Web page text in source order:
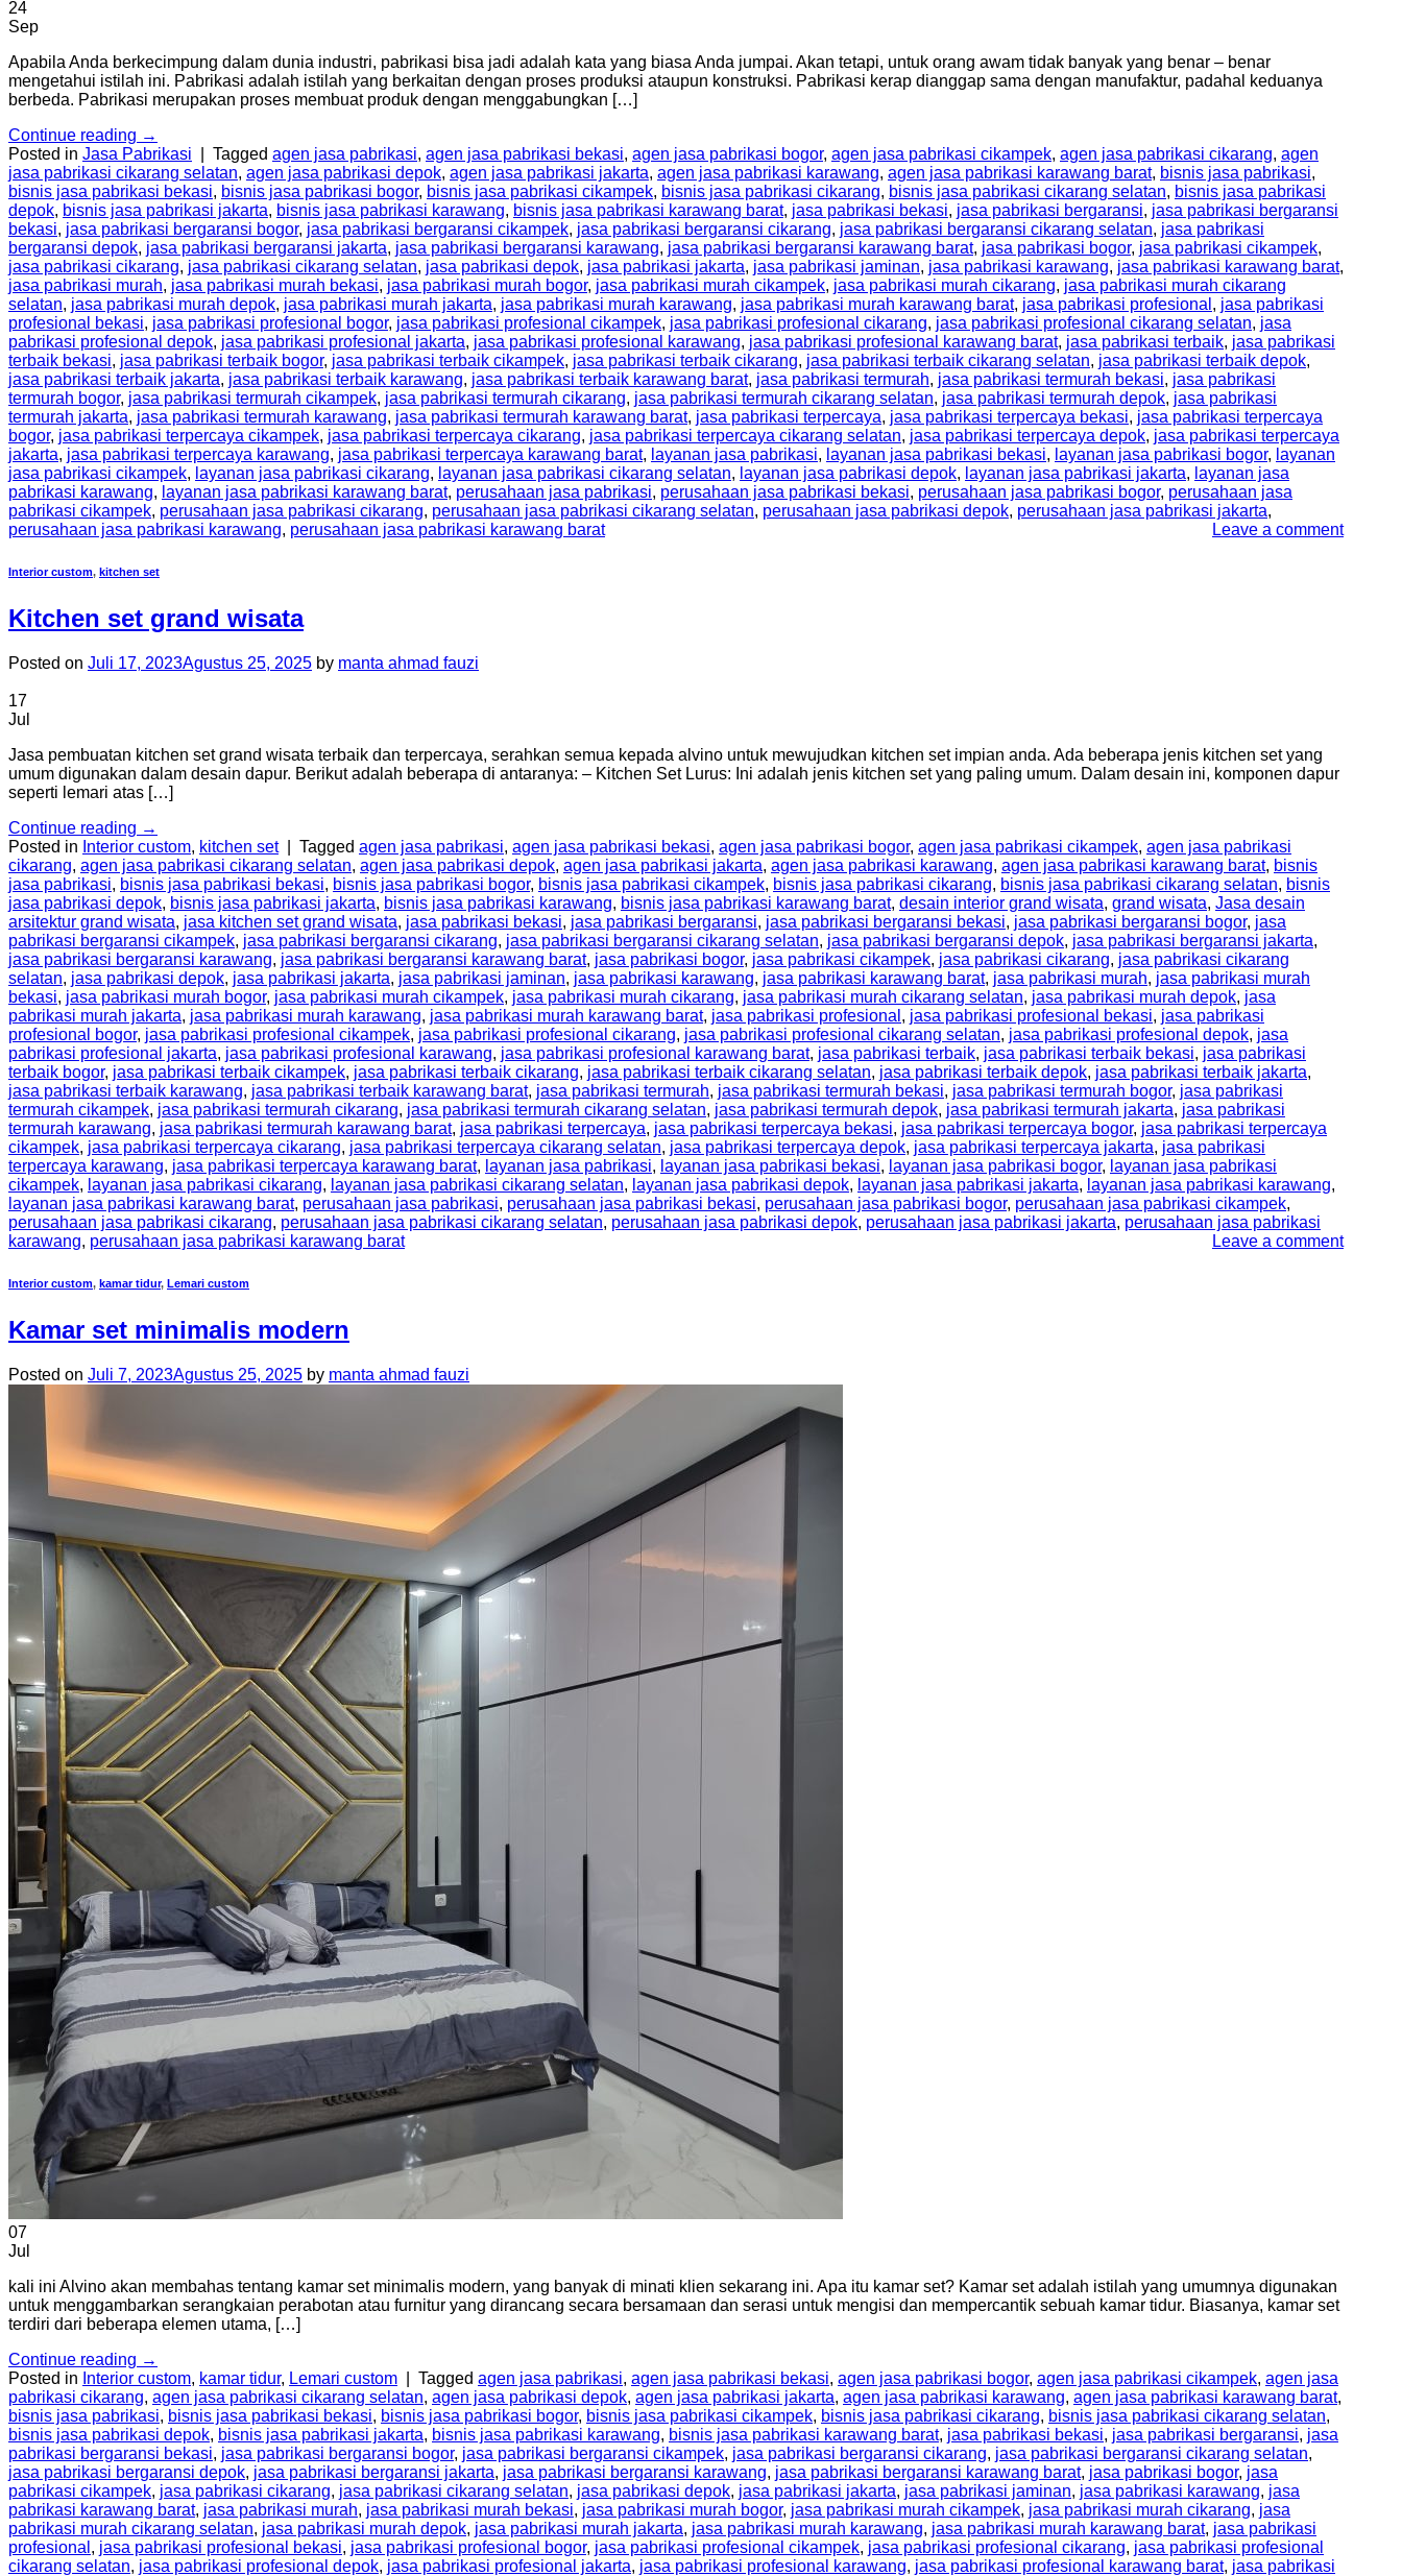
24
Sep
Apabila Anda berkecimpung dalam dunia industri, pabrikasi bisa jadi adalah kata yang biasa Anda jumpai. Akan tetapi, untuk orang awam tidak banyak yang benar – benar
mengetahui istilah ini. Pabrikasi adalah istilah yang berkaitan dengan proses produksi ataupun konstruksi. Pabrikasi kerap dianggap sama dengan manufaktur, padahal keduanya
berbeda. Pabrikasi merupakan proses membuat produk dengan menggabungkan […]
Continue reading →
Posted in Jasa Pabrikasi Tagged agen jasa pabrikasi, agen jasa pabrikasi bekasi, agen jasa pabrikasi bogor, agen jasa pabrikasi cikampek, agen jasa pabrikasi cikarang, agen
jasa pabrikasi cikarang selatan, agen jasa pabrikasi depok, agen jasa pabrikasi jakarta, agen jasa pabrikasi karawang, agen jasa pabrikasi karawang barat, bisnis jasa pabrikasi,
bisnis jasa pabrikasi bekasi, bisnis jasa pabrikasi bogor, bisnis jasa pabrikasi cikampek, bisnis jasa pabrikasi cikarang, bisnis jasa pabrikasi cikarang selatan, bisnis jasa pabrikasi
depok, bisnis jasa pabrikasi jakarta, bisnis jasa pabrikasi karawang, bisnis jasa pabrikasi karawang barat, jasa pabrikasi bekasi, jasa pabrikasi bergaransi, jasa pabrikasi bergaransi
bekasi, jasa pabrikasi bergaransi bogor, jasa pabrikasi bergaransi cikampek, jasa pabrikasi bergaransi cikarang, jasa pabrikasi bergaransi cikarang selatan, jasa pabrikasi
bergaransi depok, jasa pabrikasi bergaransi jakarta, jasa pabrikasi bergaransi karawang, jasa pabrikasi bergaransi karawang barat, jasa pabrikasi bogor, jasa pabrikasi cikampek,
jasa pabrikasi cikarang, jasa pabrikasi cikarang selatan, jasa pabrikasi depok, jasa pabrikasi jakarta, jasa pabrikasi jaminan, jasa pabrikasi karawang, jasa pabrikasi karawang barat,
jasa pabrikasi murah, jasa pabrikasi murah bekasi, jasa pabrikasi murah bogor, jasa pabrikasi murah cikampek, jasa pabrikasi murah cikarang, jasa pabrikasi murah cikarang
selatan, jasa pabrikasi murah depok, jasa pabrikasi murah jakarta, jasa pabrikasi murah karawang, jasa pabrikasi murah karawang barat, jasa pabrikasi profesional , jasa pabrikasi
profesional bekasi, jasa pabrikasi profesional bogor, jasa pabrikasi profesional cikampek, jasa pabrikasi profesional cikarang, jasa pabrikasi profesional cikarang selatan, jasa
pabrikasi profesional depok, jasa pabrikasi profesional jakarta, jasa pabrikasi profesional karawang, jasa pabrikasi profesional karawang barat, jasa pabrikasi terbaik, jasa pabrikasi
terbaik bekasi, jasa pabrikasi terbaik bogor, jasa pabrikasi terbaik cikampek, jasa pabrikasi terbaik cikarang, jasa pabrikasi terbaik cikarang selatan, jasa pabrikasi terbaik depok,
jasa pabrikasi terbaik jakarta, jasa pabrikasi terbaik karawang, jasa pabrikasi terbaik karawang barat, jasa pabrikasi termurah, jasa pabrikasi termurah bekasi, jasa pabrikasi
termurah bogor, jasa pabrikasi termurah cikampek, jasa pabrikasi termurah cikarang, jasa pabrikasi termurah cikarang selatan, jasa pabrikasi termurah depok, jasa pabrikasi
termurah jakarta, jasa pabrikasi termurah karawang, jasa pabrikasi termurah karawang barat, jasa pabrikasi terpercaya, jasa pabrikasi terpercaya bekasi, jasa pabrikasi terpercaya
bogor, jasa pabrikasi terpercaya cikampek, jasa pabrikasi terpercaya cikarang, jasa pabrikasi terpercaya cikarang selatan, jasa pabrikasi terpercaya depok, jasa pabrikasi terpercaya
jakarta, jasa pabrikasi terpercaya karawang, jasa pabrikasi terpercaya karawang barat, layanan jasa pabrikasi, layanan jasa pabrikasi bekasi, layanan jasa pabrikasi bogor, layanan
jasa pabrikasi cikampek, layanan jasa pabrikasi cikarang, layanan jasa pabrikasi cikarang selatan, layanan jasa pabrikasi depok, layanan jasa pabrikasi jakarta, layanan jasa
pabrikasi karawang, layanan jasa pabrikasi karawang barat, perusahaan jasa pabrikasi, perusahaan jasa pabrikasi bekasi, perusahaan jasa pabrikasi bogor, perusahaan jasa
pabrikasi cikampek, perusahaan jasa pabrikasi cikarang, perusahaan jasa pabrikasi cikarang selatan, perusahaan jasa pabrikasi depok, perusahaan jasa pabrikasi jakarta,
perusahaan jasa pabrikasi karawang, perusahaan jasa pabrikasi karawang barat Leave a comment
Interior custom, kitchen set
Kitchen set grand wisata
Posted on Juli 17, 2023Agustus 25, 2025 by manta ahmad fauzi
17
Jul
Jasa pembuatan kitchen set grand wisata terbaik dan terpercaya, serahkan semua kepada alvino untuk mewujudkan kitchen set impian anda. Ada beberapa jenis kitchen set yang
umum digunakan dalam desain dapur. Berikut adalah beberapa di antaranya: – Kitchen Set Lurus: Ini adalah jenis kitchen set yang paling umum. Dalam desain ini, komponen dapur
seperti lemari atas […]
Continue reading →
Posted in Interior custom, kitchen set Tagged agen jasa pabrikasi, agen jasa pabrikasi bekasi, agen jasa pabrikasi bogor, agen jasa pabrikasi cikampek, agen jasa pabrikasi
cikarang, agen jasa pabrikasi cikarang selatan, agen jasa pabrikasi depok, agen jasa pabrikasi jakarta, agen jasa pabrikasi karawang, agen jasa pabrikasi karawang barat, bisnis
jasa pabrikasi, bisnis jasa pabrikasi bekasi, bisnis jasa pabrikasi bogor, bisnis jasa pabrikasi cikampek, bisnis jasa pabrikasi cikarang, bisnis jasa pabrikasi cikarang selatan, bisnis
jasa pabrikasi depok, bisnis jasa pabrikasi jakarta, bisnis jasa pabrikasi karawang, bisnis jasa pabrikasi karawang barat, desain interior grand wisata, grand wisata, Jasa desain
arsitektur grand wisata, jasa kitchen set grand wisata, jasa pabrikasi bekasi, jasa pabrikasi bergaransi, jasa pabrikasi bergaransi bekasi, jasa pabrikasi bergaransi bogor, jasa
pabrikasi bergaransi cikampek, jasa pabrikasi bergaransi cikarang, jasa pabrikasi bergaransi cikarang selatan, jasa pabrikasi bergaransi depok, jasa pabrikasi bergaransi jakarta,
jasa pabrikasi bergaransi karawang, jasa pabrikasi bergaransi karawang barat, jasa pabrikasi bogor, jasa pabrikasi cikampek, jasa pabrikasi cikarang, jasa pabrikasi cikarang
selatan, jasa pabrikasi depok, jasa pabrikasi jakarta, jasa pabrikasi jaminan, jasa pabrikasi karawang, jasa pabrikasi karawang barat, jasa pabrikasi murah, jasa pabrikasi murah
bekasi, jasa pabrikasi murah bogor, jasa pabrikasi murah cikampek, jasa pabrikasi murah cikarang, jasa pabrikasi murah cikarang selatan, jasa pabrikasi murah depok, jasa
pabrikasi murah jakarta, jasa pabrikasi murah karawang, jasa pabrikasi murah karawang barat, jasa pabrikasi profesional , jasa pabrikasi profesional bekasi, jasa pabrikasi
profesional bogor, jasa pabrikasi profesional cikampek, jasa pabrikasi profesional cikarang, jasa pabrikasi profesional cikarang selatan, jasa pabrikasi profesional depok, jasa
pabrikasi profesional jakarta, jasa pabrikasi profesional karawang, jasa pabrikasi profesional karawang barat, jasa pabrikasi terbaik, jasa pabrikasi terbaik bekasi, jasa pabrikasi
terbaik bogor, jasa pabrikasi terbaik cikampek, jasa pabrikasi terbaik cikarang, jasa pabrikasi terbaik cikarang selatan, jasa pabrikasi terbaik depok, jasa pabrikasi terbaik jakarta,
jasa pabrikasi terbaik karawang, jasa pabrikasi terbaik karawang barat, jasa pabrikasi termurah, jasa pabrikasi termurah bekasi, jasa pabrikasi termurah bogor, jasa pabrikasi
termurah cikampek, jasa pabrikasi termurah cikarang, jasa pabrikasi termurah cikarang selatan, jasa pabrikasi termurah depok, jasa pabrikasi termurah jakarta, jasa pabrikasi
termurah karawang, jasa pabrikasi termurah karawang barat, jasa pabrikasi terpercaya, jasa pabrikasi terpercaya bekasi, jasa pabrikasi terpercaya bogor, jasa pabrikasi terpercaya
cikampek, jasa pabrikasi terpercaya cikarang, jasa pabrikasi terpercaya cikarang selatan, jasa pabrikasi terpercaya depok, jasa pabrikasi terpercaya jakarta, jasa pabrikasi
terpercaya karawang, jasa pabrikasi terpercaya karawang barat, layanan jasa pabrikasi, layanan jasa pabrikasi bekasi, layanan jasa pabrikasi bogor, layanan jasa pabrikasi
cikampek, layanan jasa pabrikasi cikarang, layanan jasa pabrikasi cikarang selatan, layanan jasa pabrikasi depok, layanan jasa pabrikasi jakarta, layanan jasa pabrikasi karawang,
layanan jasa pabrikasi karawang barat, perusahaan jasa pabrikasi, perusahaan jasa pabrikasi bekasi, perusahaan jasa pabrikasi bogor, perusahaan jasa pabrikasi cikampek,
perusahaan jasa pabrikasi cikarang, perusahaan jasa pabrikasi cikarang selatan, perusahaan jasa pabrikasi depok, perusahaan jasa pabrikasi jakarta, perusahaan jasa pabrikasi
karawang, perusahaan jasa pabrikasi karawang barat Leave a comment
Interior custom, kamar tidur, Lemari custom
Kamar set minimalis modern
Posted on Juli 7, 2023Agustus 25, 2025 by manta ahmad fauzi
07
Jul
kali ini Alvino akan membahas tentang kamar set minimalis modern, yang banyak di minati klien sekarang ini. Apa itu kamar set? Kamar set adalah istilah yang umumnya digunakan
untuk menggambarkan serangkaian perabotan atau furnitur yang dirancang secara bersamaan dan serasi untuk mengisi dan mempercantik sebuah kamar tidur. Biasanya, kamar set
terdiri dari beberapa elemen utama, […]
Continue reading →
Posted in Interior custom, kamar tidur, Lemari custom Tagged agen jasa pabrikasi, agen jasa pabrikasi bekasi, agen jasa pabrikasi bogor, agen jasa pabrikasi cikampek, agen jasa
pabrikasi cikarang, agen jasa pabrikasi cikarang selatan, agen jasa pabrikasi depok, agen jasa pabrikasi jakarta, agen jasa pabrikasi karawang, agen jasa pabrikasi karawang barat,
bisnis jasa pabrikasi, bisnis jasa pabrikasi bekasi, bisnis jasa pabrikasi bogor, bisnis jasa pabrikasi cikampek, bisnis jasa pabrikasi cikarang, bisnis jasa pabrikasi cikarang selatan,
bisnis jasa pabrikasi depok, bisnis jasa pabrikasi jakarta, bisnis jasa pabrikasi karawang, bisnis jasa pabrikasi karawang barat, jasa pabrikasi bekasi, jasa pabrikasi bergaransi, jasa
pabrikasi bergaransi bekasi, jasa pabrikasi bergaransi bogor, jasa pabrikasi bergaransi cikampek, jasa pabrikasi bergaransi cikarang, jasa pabrikasi bergaransi cikarang selatan,
jasa pabrikasi bergaransi depok, jasa pabrikasi bergaransi jakarta, jasa pabrikasi bergaransi karawang, jasa pabrikasi bergaransi karawang barat, jasa pabrikasi bogor, jasa
pabrikasi cikampek, jasa pabrikasi cikarang, jasa pabrikasi cikarang selatan, jasa pabrikasi depok, jasa pabrikasi jakarta, jasa pabrikasi jaminan, jasa pabrikasi karawang, jasa
pabrikasi karawang barat, jasa pabrikasi murah, jasa pabrikasi murah bekasi, jasa pabrikasi murah bogor, jasa pabrikasi murah cikampek, jasa pabrikasi murah cikarang, jasa
pabrikasi murah cikarang selatan, jasa pabrikasi murah depok, jasa pabrikasi murah jakarta, jasa pabrikasi murah karawang, jasa pabrikasi murah karawang barat, jasa pabrikasi
profesional , jasa pabrikasi profesional bekasi, jasa pabrikasi profesional bogor, jasa pabrikasi profesional cikampek, jasa pabrikasi profesional cikarang, jasa pabrikasi profesional
cikarang selatan, jasa pabrikasi profesional depok, jasa pabrikasi profesional jakarta, jasa pabrikasi profesional karawang, jasa pabrikasi profesional karawang barat, jasa pabrikasi